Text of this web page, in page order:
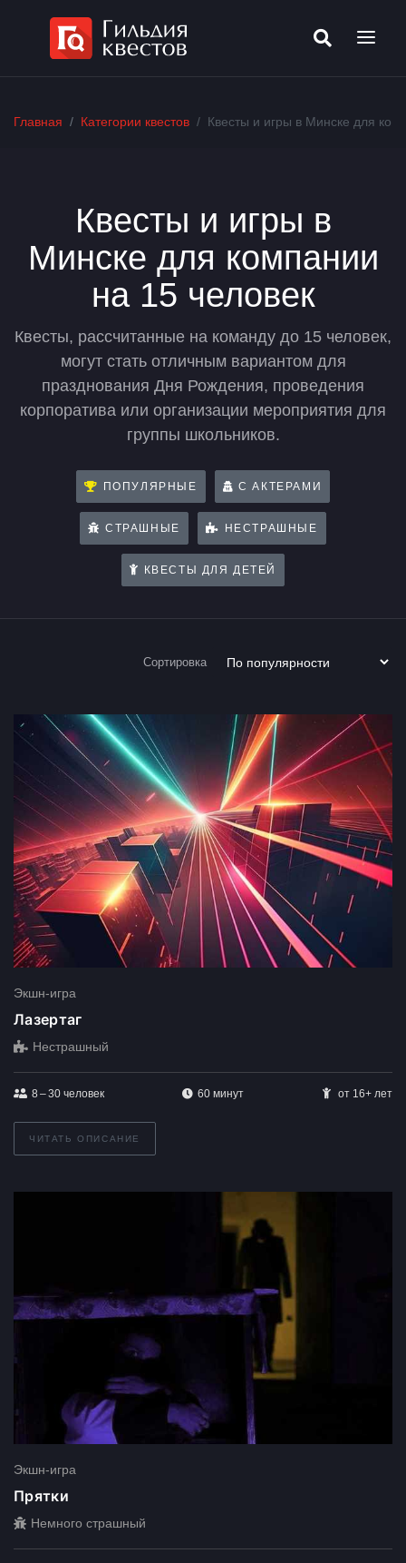
Главная Категории квестов Квесты и игры в Минске для
Квесты и игры в
Минске для компании
на 15 человек
Квесты, рассчитанные на команду до 15 человек,
могут стать отличным вариантом для
празднования Дня Рождения, проведения
корпоратива или организации мероприятия для
группы школьников.
ПОПУЛЯРНЫЕ С АКТЕРАМИ
СТРАШНЫЕ НЕСТРАШНЫЕ
КВЕСТЫ ДЛЯ ДЕТЕЙ
Квесты и игры в Минске для
Сортировка
Экшн-игра
Лазертаг
Нестрашный
8 – 30 человек 60 минут от 16+ лет
ЧИТАТЬ ОПИСАНИЕ
Экшн-игра
Прятки
Немного страшный